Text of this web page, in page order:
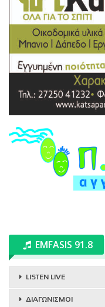
EMFASIS 91.8
LISTEN LIVE
ΔΙΑΓΩΝΙΣΜΟΙ